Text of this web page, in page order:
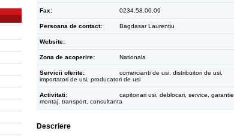
Fax: 0234.58.00.09
Persoana de contact: Bagdasar Laurentiu
Website:
Zona de acoperire: Nationala
Servicii oferite:
comercianti de usi, distribuitori de usi,
importatori de usi, producatori de usi
Activitati:
capitonari usi, deblocari, service, garantie,
montaj, transport, consultanta
Descriere